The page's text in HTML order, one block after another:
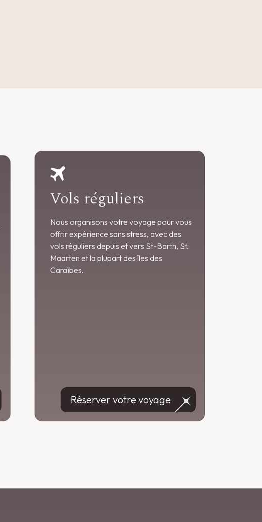
Vols réguliers
Nous organisons votre voyage pour vous
offrir expérience sans stress, avec des
vols réguliers depuis et vers St-Barth, St.
Maarten et la plupart des îles des
Caraïbes.
Réserver votre voyage